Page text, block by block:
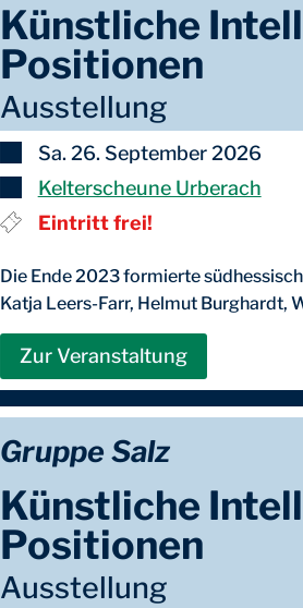
Künstliche
Positionen
Ausstellung
Sa. 26. September 2026
Kelterscheune Urberach
Eintritt frei!
Die Ende 2023 formierte
Katja Leers-Farr, Helmut Burghardt,
Zur Veranstaltung
Gruppe Salz
Künstliche
Positionen
Ausstellung